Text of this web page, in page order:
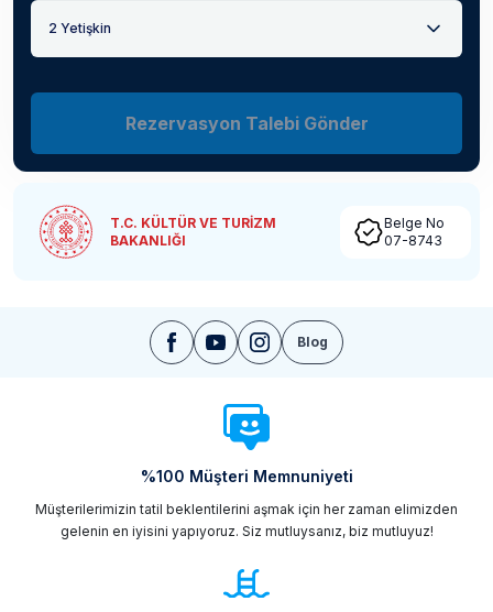
2 Yetişkin
Rezervasyon Talebi Gönder
T.C. KÜLTÜR VE TURİZM
BAKANLIĞI
Belge No
07-8743
Blog
%100 Müşteri Memnuniyeti
Müşterilerimizin tatil beklentilerini aşmak için her zaman elimizden
gelenin en iyisini yapıyoruz. Siz mutluysanız, biz mutluyuz!